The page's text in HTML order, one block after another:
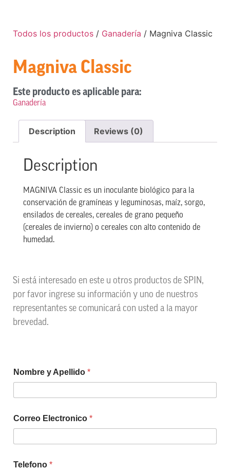
Todos los productos / Ganadería / Magniva Classic
Magniva Classic
Este producto es aplicable para:
Ganadería
Description Reviews (0)
Description
MAGNIVA Classic es un inoculante biológico para la
conservación de gramíneas y leguminosas, maíz, sorgo,
ensilados de cereales, cereales de grano pequeño
(cereales de invierno) o cereales con alto contenido de
humedad.
Si está interesado en este u otros productos de SPIN,
por favor ingrese su información y uno de nuestros
representantes se comunicará con usted a la mayor
brevedad.
Nombre y Apellido *
Correo Electronico *
Telefono *